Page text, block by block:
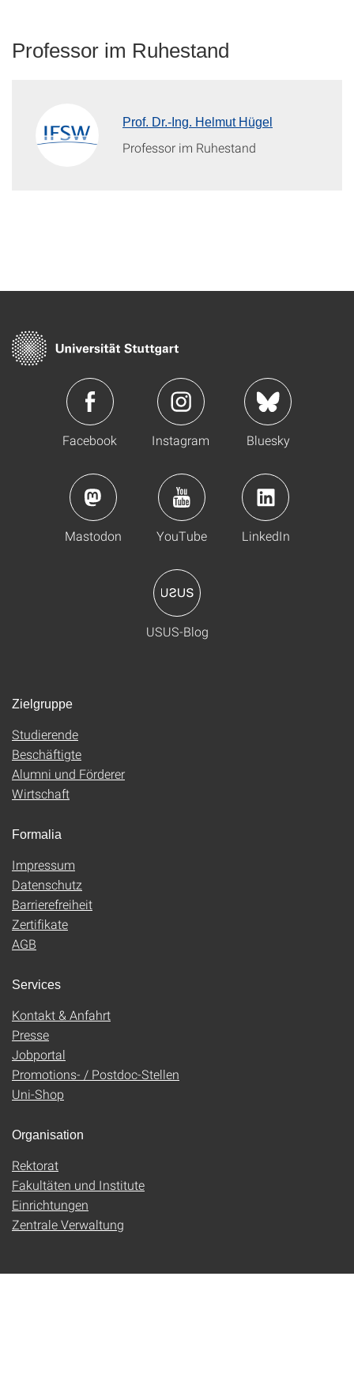
Professor im Ruhestand
Prof. Dr.-Ing. Helmut Hügel
Professor im Ruhestand
Facebook Instagram Bluesky
Mastodon YouTube LinkedIn
USUS-Blog
Zielgruppe
Studierende
Beschäftigte
Alumni und Förderer
Wirtschaft
Formalia
Impressum
Datenschutz
Barrierefreiheit
Zertifikate
AGB
Services
Kontakt & Anfahrt
Presse
Jobportal
Promotions- / Postdoc-Stellen
Uni-Shop
Organisation
Rektorat
Fakultäten und Institute
Einrichtungen
Zentrale Verwaltung